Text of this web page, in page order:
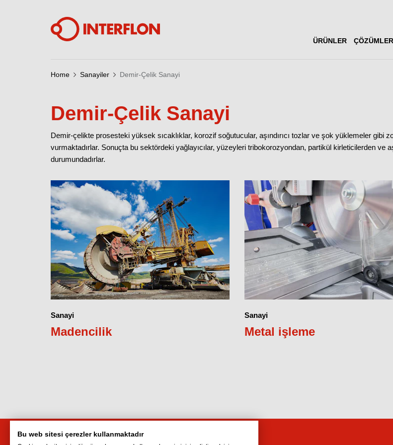
ÜRÜNLER ÇÖZÜMLER
Home Sanayiler Demir-Çelik Sanayi
Demir-Çelik Sanayi
Demir-çelikte prosesteki yüksek sıcaklıklar, korozif soğutucular, aşındırıcı tozlar ve şok yüklemeler gibi
vurmaktadırlar. Sonuçta bu sektördeki yağlayıcılar, yüzeyleri tribokorozyondan, partikül kirleticilerden ve
durumundadırlar.
Sanayi
Madencilik
Sanayi
Metal işleme
Bu web sitesi çerezler kullanmaktadır